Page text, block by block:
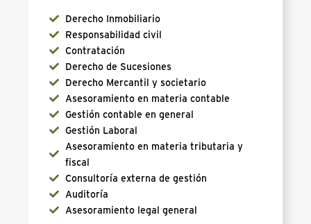
Derecho Inmobiliario
Responsabilidad civil
Contratación
Derecho de Sucesiones
Derecho Mercantil y societario
Asesoramiento en materia contable
Gestión contable en general
Gestión Laboral
Asesoramiento en materia tributaria y
fiscal
Consultoría externa de gestión
Auditoría
Asesoramiento legal general